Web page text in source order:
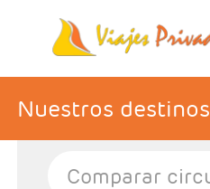
Nuestros destinos